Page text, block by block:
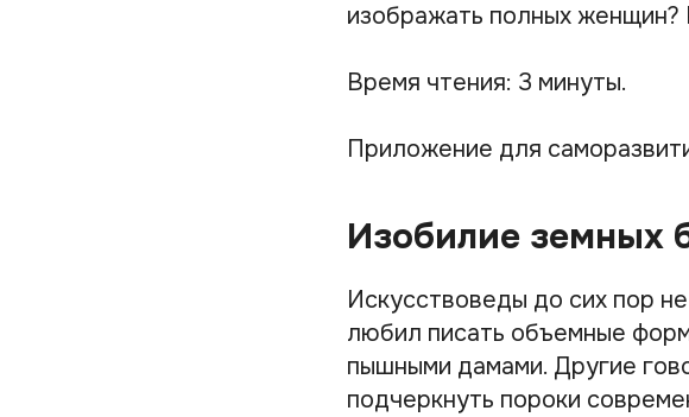
изображать полных женщин?
Время чтения: 3 минуты.
Приложение для
Изобилие земных
Искусствоведы до сих пор
любил писать объемные
пышными дамами. Другие
подчеркнуть пороки